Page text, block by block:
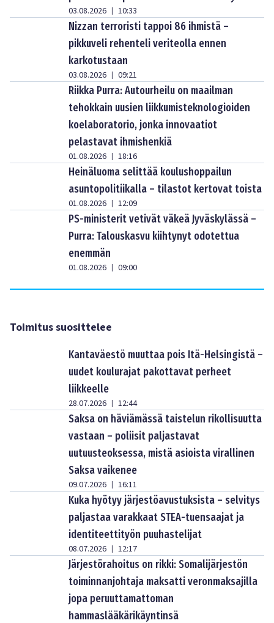
03.08.2026 | 10:33
Nizzan terroristi tappoi 86 ihmistä –
pikkuveli rehenteli veriteolla ennen
karkotustaan
03.08.2026 | 09:21
Riikka Purra: Autourheilu on maailman
tehokkain uusien liikkumisteknologioiden
koelaboratorio, jonka innovaatiot
pelastavat ihmishenkiä
01.08.2026 | 18:16
Heinäluoma selittää koulushoppailun
asuntopolitiikalla – tilastot kertovat toista
01.08.2026 | 12:09
PS-ministerit vetivät väkeä Jyväskylässä –
Purra: Talouskasvu kiihtynyt odotettua
enemmän
01.08.2026 | 09:00
Toimitus suosittelee
Kantaväestö muuttaa pois Itä-Helsingistä –
uudet koulurajat pakottavat perheet
liikkeelle
28.07.2026 | 12:44
Saksa on häviämässä taistelun rikollisuutta
vastaan – poliisit paljastavat
uutuusteoksessa, mistä asioista virallinen
Saksa vaikenee
09.07.2026 | 16:11
Kuka hyötyy järjestöavustuksista – selvitys
paljastaa varakkaat STEA-tuensaajat ja
identiteettityön puuhastelijat
08.07.2026 | 12:17
Järjestörahoitus on rikki: Somalijärjestön
toiminnanjohtaja maksatti veronmaksajilla
jopa peruuttamattoman
hammaslääkärikäyntinsä